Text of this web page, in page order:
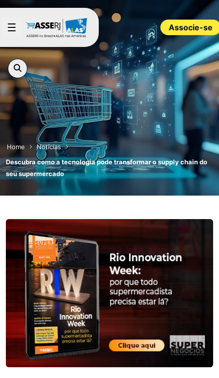
Pular para o Conteúdo principal
Associe-se
Home
Notícias
Descubra como a tecnologia pode transformar o supply chain do
seu supermercado